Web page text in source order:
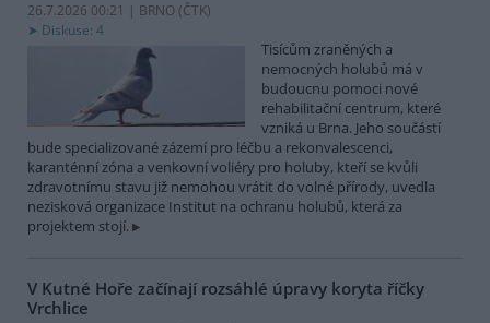
26.7.2026 00:21 | BRNO (ČTK)
Diskuse: 4
Tisícům zraněných a
nemocných holubů má v
budoucnu pomoci nové
rehabilitační centrum, které
vzniká u Brna. Jeho součástí
bude specializované zázemí pro léčbu a rekonvalescenci,
karanténní zóna a venkovní voliéry pro holuby, kteří se kvůli
zdravotnímu stavu již nemohou vrátit do volné přírody, uvedla
nezisková organizace Institut na ochranu holubů, která za
projektem stojí.
V Kutné Hoře začínají rozsáhlé úpravy koryta říčky
Vrchlice